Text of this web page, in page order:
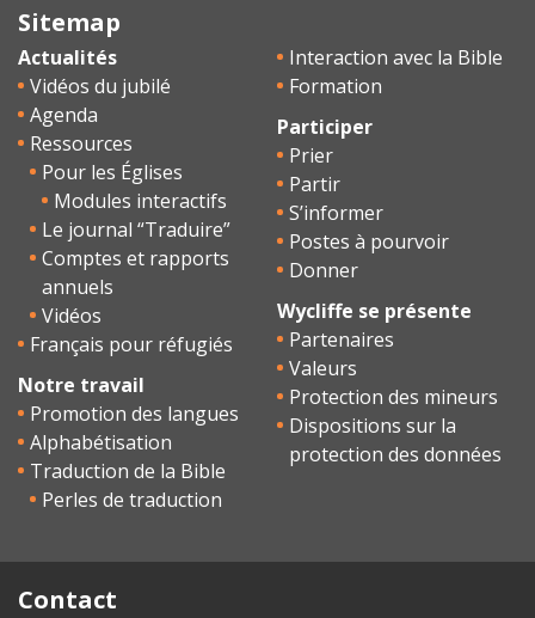
Sitemap
Actualités
Vidéos du jubilé
Agenda
Ressources
Pour les Églises
Modules interactifs
Le journal “Traduire”
Comptes et rapports
annuels
Vidéos
Français pour réfugiés
Notre travail
Promotion des langues
Alphabétisation
Traduction de la Bible
Perles de traduction
Interaction avec la Bible
Formation
Participer
Prier
Partir
S’informer
Postes à pourvoir
Donner
Wycliffe se présente
Partenaires
Valeurs
Protection des mineurs
Dispositions sur la
protection des données
Contact